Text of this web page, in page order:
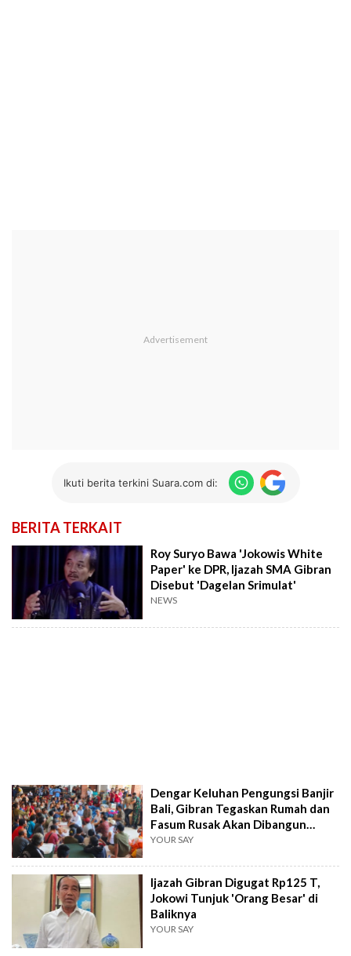
Ikuti berita terkini Suara.com di:
BERITA TERKAIT
Roy Suryo Bawa 'Jokowis White
Paper' ke DPR, Ijazah SMA Gibran
Disebut 'Dagelan Srimulat'
NEWS
Dengar Keluhan Pengungsi Banjir
Bali, Gibran Tegaskan Rumah dan
Fasum Rusak Akan Dibangun
Ulang
YOUR SAY
Ijazah Gibran Digugat Rp125 T,
Jokowi Tunjuk 'Orang Besar' di
Baliknya
YOUR SAY